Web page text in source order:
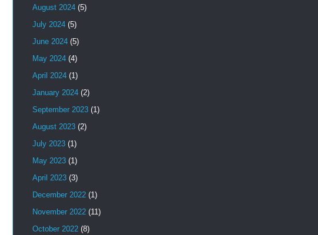
August 2024 (5)
July 2024 (5)
June 2024 (5)
May 2024 (4)
April 2024 (1)
January 2024 (2)
September 2023 (1)
August 2023 (2)
July 2023 (1)
May 2023 (1)
April 2023 (3)
December 2022 (1)
November 2022 (11)
October 2022 (8)